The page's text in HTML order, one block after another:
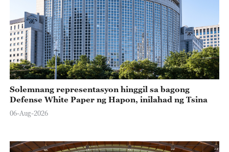
Solemnang representasyon hinggil sa bagong
Defense White Paper ng Hapon, inilahad ng Tsina
06-Aug-2026